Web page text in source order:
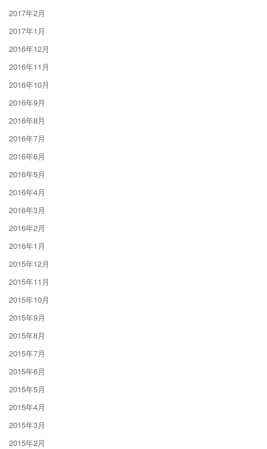
2017年2月
2017年1月
2016年12月
2016年11月
2016年10月
2016年9月
2016年8月
2016年7月
2016年6月
2016年5月
2016年4月
2016年3月
2016年2月
2016年1月
2015年12月
2015年11月
2015年10月
2015年9月
2015年8月
2015年7月
2015年6月
2015年5月
2015年4月
2015年3月
2015年2月